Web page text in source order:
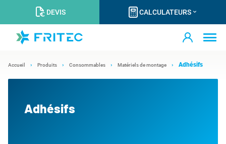
DEVIS CALCULATEURS
Accueil Produits Consommables Matériels de montage Adhésifs
Adhésifs